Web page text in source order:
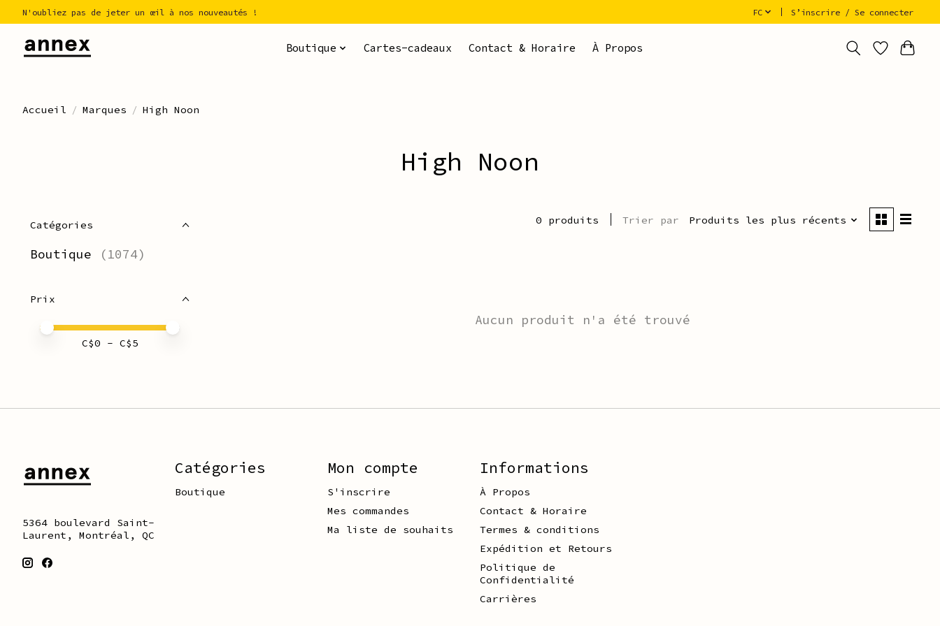
N'oubliez pas de jeter un œil à nos nouveautés ! FC S’inscrire / Se connecter
Boutique Cartes-cadeaux Contact & Horaire À Propos
Accueil / Marques / High Noon
High Noon
Catégories
Boutique (1074)
Prix
Prix minimum
Price maximum value
C$0 - C$5
0 produits Trier par Produits les plus récents
Aucun produit n'a été trouvé
5364 boulevard Saint-
Laurent, Montréal, QC
Catégories
Boutique
Mon compte
S'inscrire
Mes commandes
Ma liste de souhaits
Informations
À Propos
Contact & Horaire
Termes & conditions
Expédition et Retours
Politique de
Confidentialité
Carrières